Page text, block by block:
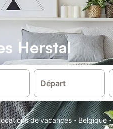
Herstal
Départ
de vacances · Belgique ·